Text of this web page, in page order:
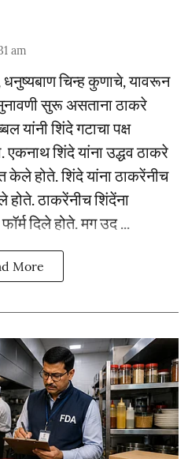
am
धनुष्यबाण चिन्ह कुणाचे, यावरून
सुनावणी सुरू असताना ठाकरे
यांनी शिंदे गटाचा पक्ष
शिंदे यांना उद्धव ठाकरे
केले होते. शिंदे यांना ठाकरेंनीच
ठाकरेंनीच शिंदेंना
दिले होते. मग उद ...
More